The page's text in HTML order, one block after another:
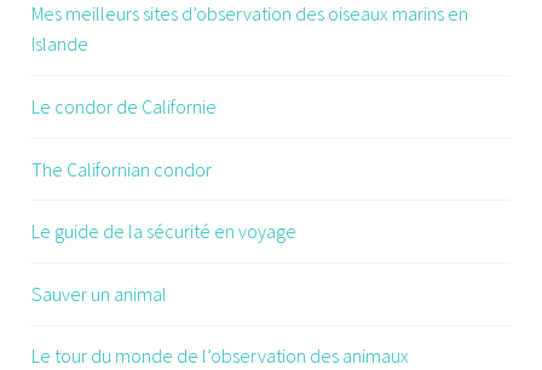
Mes meilleurs sites d’observation des oiseaux marins en
Islande
Le condor de Californie
The Californian condor
Le guide de la sécurité en voyage
Sauver un animal
Le tour du monde de l’observation des animaux